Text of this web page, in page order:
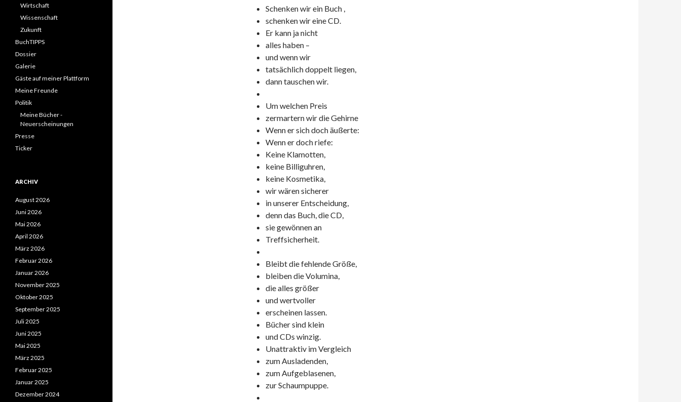
Schenken wir ein Buch ,
schenken wir eine CD.
Er kann ja nicht
alles haben –
und wenn wir
tatsächlich doppelt liegen,
dann tauschen wir.
Um welchen Preis
zermartern wir die Gehirne
Wenn er sich doch äußerte:
Wenn er doch riefe:
Keine Klamotten,
keine Billiguhren,
keine Kosmetika,
wir wären sicherer
in unserer Entscheidung,
denn das Buch, die CD,
sie gewönnen an
Treffsicherheit.
Bleibt die fehlende Größe,
bleiben die Volumina,
die alles größer
und wertvoller
erscheinen lassen.
Bücher sind klein
und CDs winzig.
Unattraktiv im Vergleich
zum Ausladenden,
zum Aufgeblasenen,
zur Schaumpuppe.
Wirtschaft
Wissenschaft
Zukunft
BuchTIPPS
Dossier
Galerie
Gäste auf meiner Plattform
Meine Freunde
Politik
Meine Bücher -
Neuerscheinungen
Presse
Ticker
ARCHIV
August 2026
Juni 2026
Mai 2026
April 2026
März 2026
Februar 2026
Januar 2026
November 2025
Oktober 2025
September 2025
Juli 2025
Juni 2025
Mai 2025
März 2025
Februar 2025
Januar 2025
Dezember 2024